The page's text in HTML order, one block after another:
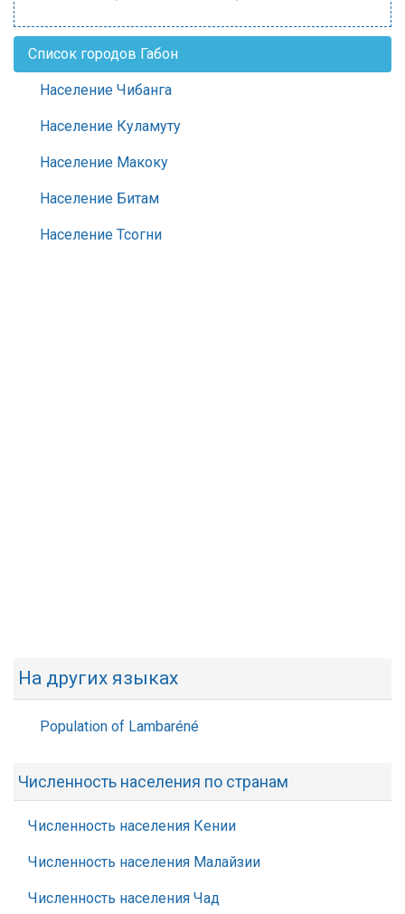
Список городов Габон
Население Чибанга
Население Куламуту
Население Макоку
Население Битам
Население Тсогни
На других языках
Population of Lambaréné
Численность населения по странам
Численность населения Кении
Численность населения Малайзии
Численность населения Чад